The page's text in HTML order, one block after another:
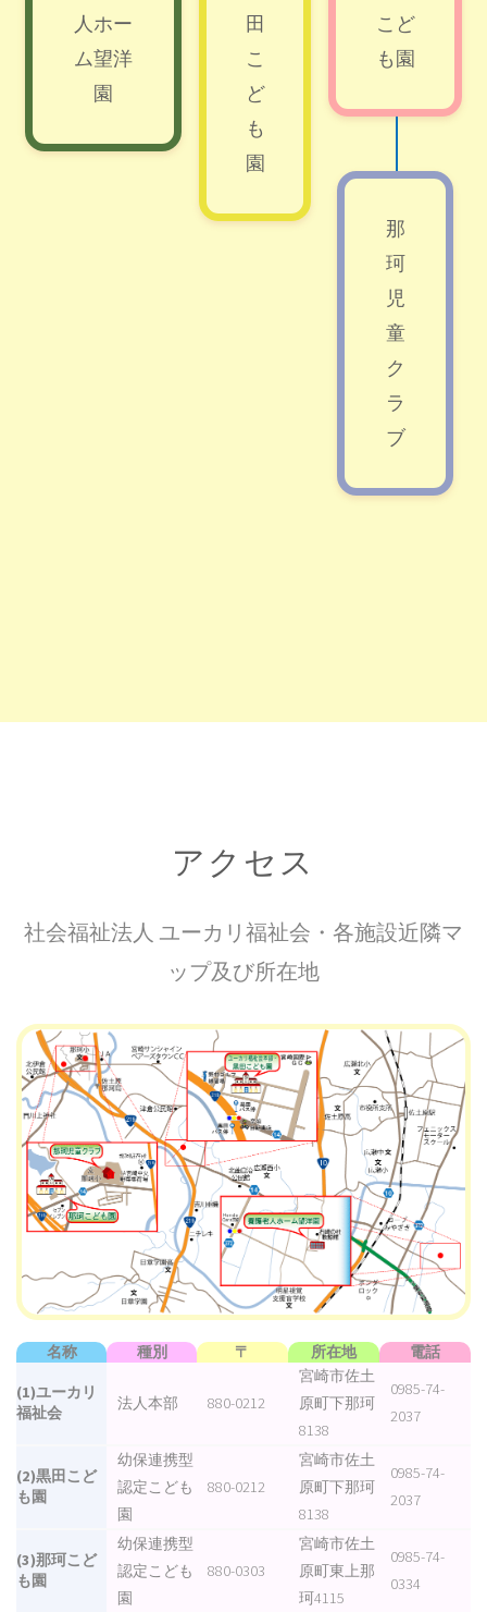
人ホー
ム望洋
園
田
こ
ど
も
園
こど
も園
那
珂
児
童
ク
ラ
ブ
アクセス
社会福祉法人 ユーカリ福祉会・各施設近隣マ
ップ及び所在地
名称 種別 〒 所在地 電話
(1)ユーカリ
福祉会
法人本部 880-0212
宮崎市佐土
原町下那珂
8138
0985-74-
2037
(2)黒田こど
も園
幼保連携型
認定こども
園
880-0212
宮崎市佐土
原町下那珂
8138
0985-74-
2037
(3)那珂こど
も園
幼保連携型
認定こども
園
880-0303
宮崎市佐土
原町東上那
珂4115
0985-74-
0334